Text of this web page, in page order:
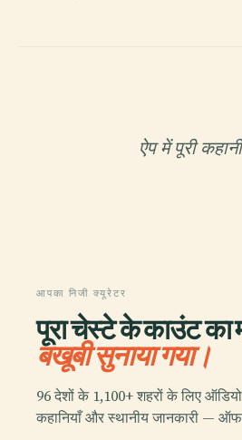
ऐप में पूरी
आपका निजी क्यूरेटर
पूरा चेस्टे के काउंट का
बखूबी सुनाया गया।
96 देशों के 1,100+ शहरों के लिए
कहानियाँ और स्थानीय जानकारी —